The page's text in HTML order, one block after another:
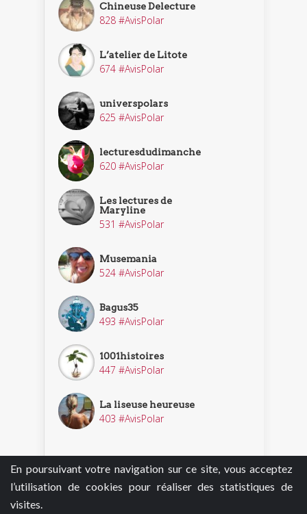
En poursuivant votre navigation sur ce site, vous acceptez
l’utilisation de cookies pour réaliser des statistiques de
visites.
Chineuse Delecture
828 #AvisPolar
L’atelier de Litote
674 #AvisPolar
universpolars
625 #AvisPolar
lecturesdudimanche
620 #AvisPolar
Les lectures de
Maryline
531 #AvisPolar
Musemania
524 #AvisPolar
Bagus35
493 #AvisPolar
1001histoires
447 #AvisPolar
La liseuse heureuse
403 #AvisPolar
Découvrir nos enquêteurs